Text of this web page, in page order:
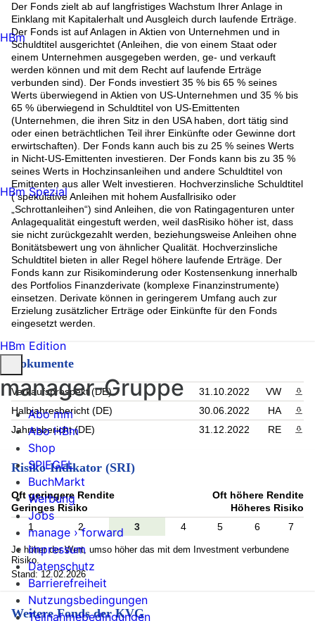
Der Fonds zielt ab auf langfristiges Wachstum Ihrer Anlage in
Einklang mit Kapitalerhalt und Ausgleich durch laufende Erträge.
Der Fonds ist auf Anlagen in Aktien von Unternehmen und in
Schuldtitel ausgerichtet (Anleihen, die von einem Staat oder
einem Unternehmen ausgegeben werden, ge- und verkauft
werden können und mit dem Recht auf laufende Erträge
verbunden sind). Der Fonds investiert 35 % bis 65 % seines
Werts überwiegend in Aktien von US-Unternehmen und 35 % bis
65 % überwiegend in Schuldtitel von US-Emittenten
(Unternehmen, die ihren Sitz in den USA haben, dort tätig sind
oder einen beträchtlichen Teil ihrer Einkünfte oder Gewinne dort
erwirtschaften). Der Fonds kann auch bis zu 25 % seines Werts
in Nicht-US-Emittenten investieren. Der Fonds kann bis zu 35 %
seines Werts in Hochzinsanleihen und andere Schuldtitel von
Emittenten aus aller Welt investieren. Hochverzinsliche Schuldtitel
( spekulative Anleihen mit hohem Ausfallrisiko oder
„Schrottanleihen“) sind Anleihen, die von Ratingagenturen unter
Anlagequalität eingestuft werden, weil dasRisiko höher ist, dass
sie nicht zurückgezahlt werden, beziehungsweise Anleihen ohne
Bonitätsbewert ung von ähnlicher Qualität. Hochverzinsliche
Schuldtitel bieten in aller Regel höhere laufende Erträge. Der
Fonds kann zur Risikominderung oder Kostensenkung innerhalb
des Portfolios Finanzderivate (komplexe Finanzinstrumente)
einsetzen. Derivate können in geringerem Umfang auch zur
Erzielung zusätzlicher Erträge oder Einkünfte für den Fonds
eingesetzt werden.
Dokumente
Verkaufsprospekt (DE) 31.10.2022 VW
Halbjahresbericht (DE)
30.06.2022 HA
Jahresbericht (DE)
31.12.2022 RE
Risiko-Indikator (SRI)
Oft geringere Rendite
Geringes Risiko
Oft höhere Rendite
Höheres Risiko
1
2 3 4 5 6 7
Je höher der Wert, umso höher das mit dem Investment verbundene
Risiko.
Stand: 12.02.2026
Weitere Fonds der KVG
HBm
HBm Spezial
HBm Edition
manager-Gruppe
Abo mm
Abo HBm
Shop
SPIEGEL
BuchMarkt
Werbung
Jobs
manage › forward
Impressum
Datenschutz
Barrierefreiheit
Nutzungsbedingungen
Teilnahmebedingungen